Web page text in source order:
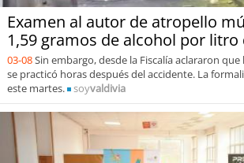
Examen al autor de atropello
1,59 gramos de alcohol por litro
03-08Sin embargo, desde la Fiscalía aclararon
se practicó horas después del accidente. La
este martes.
soyvaldivia